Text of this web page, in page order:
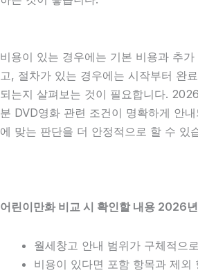
비용이 있는 경우에는 기본 비용과 추
고, 절차가 있는 경우에는 시작부터 완
되는지 살펴보는 것이 필요합니다.
분 DVD영화 관련 조건이 명확하게 안
에 맞는 판단을 더 안정적으로 할 수 있
어린이만화 비교 시 확인할 내용 2026
월세창고 안내 범위가 구체적으
비용이 있다면 포함 항목과 제외